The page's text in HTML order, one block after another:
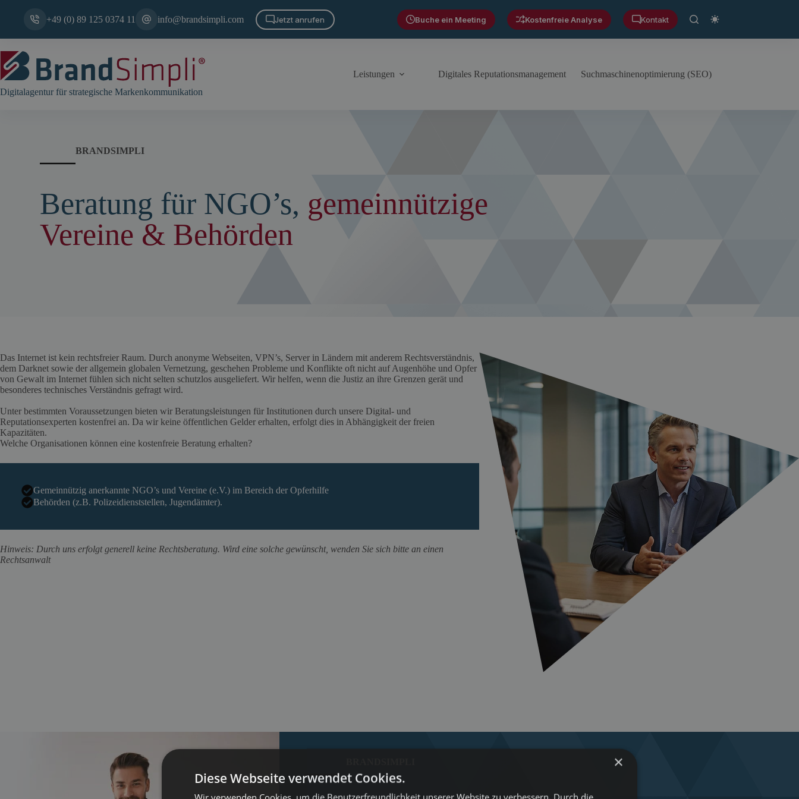
+49 (0) 89 125 0374 11 info@brandsimpli.com Jetzt anrufen Buche ein Meeting Kostenfreie Analyse Kontakt
Digitalagentur für strategische Markenkommunikation
Leistungen Digitales Reputationsmanagement Suchmaschinenoptimierung (SEO)
BRANDSIMPLI
Beratung für NGO’s, gemeinnützige
Vereine & Behörden
Das Internet ist kein rechtsfreier Raum. Durch anonyme Webseiten, VPN’s, Server in Ländern mit anderem Rechtsverständnis,
dem Darknet sowie der allgemein globalen Vernetzung, geschehen Probleme und Konflikte oft nicht auf Augenhöhe und Opfer
von Gewalt im Internet fühlen sich nicht selten schutzlos ausgeliefert. Wir helfen, wenn die Justiz an ihre Grenzen gerät und
besonderes technisches Verständnis gefragt wird.
Unter bestimmten Voraussetzungen bieten wir Beratungsleistungen für Institutionen durch unsere Digital- und
Reputationsexperten kostenfrei an. Da wir keine öffentlichen Gelder erhalten, erfolgt dies in Abhängigkeit der freien
Kapazitäten.
Welche Organisationen können eine kostenfreie Beratung erhalten?
Gemeinnützig anerkannte NGO’s und Vereine (e.V.) im Bereich der Opferhilfe
Behörden (z.B. Polizeidienststellen, Jugendämter).
Hinweis: Durch uns erfolgt generell keine Rechtsberatung. Wird eine solche gewünscht, wenden Sie sich bitte an einen
Rechtsanwalt
×
Diese Webseite verwendet Cookies.
Wir verwenden Cookies, um die Benutzerfreundlichkeit unserer Website zu verbessern. Durch die